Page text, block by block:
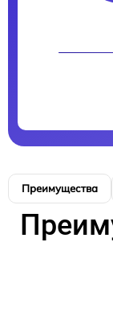
Преимущества